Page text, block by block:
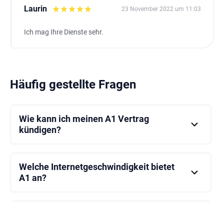
Laurin 23 November 2022 um 11:03
Ich mag Ihre Dienste sehr.
Häufig gestellte Fragen
Wie kann ich meinen A1 Vertrag
kündigen?
Kundenservice wenden.
Welche Internetgeschwindigkeit bietet
A1 an?